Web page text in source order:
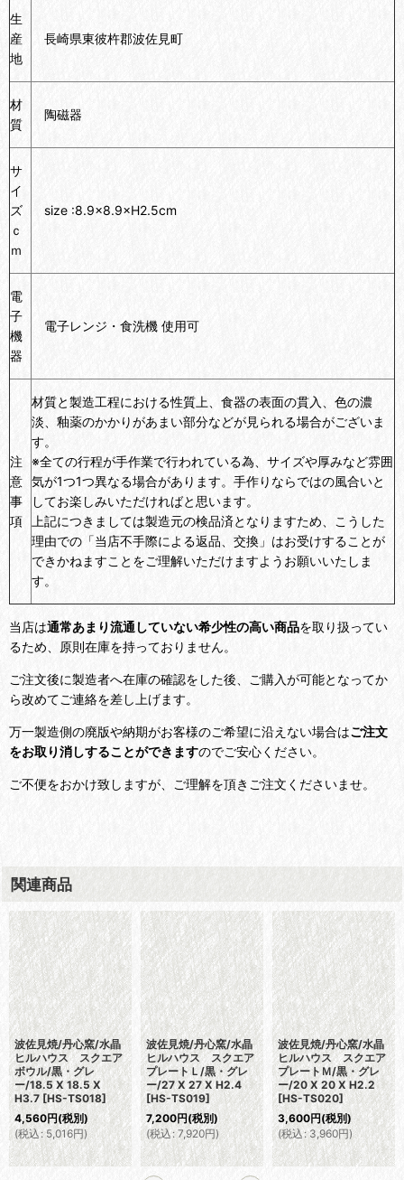
生
産
地
長崎県東彼杵郡波佐見町
材
質
陶磁器
サ
イ
ズ
ｃ
ｍ
size :8.9×8.9×H2.5cm
電
子
機
器
電子レンジ・食洗機 使用可
注
意
事
項
材質と製造工程における性質上、食器の表面の貫入、色の濃
淡、釉薬のかかりがあまい部分などが見られる場合がございま
す。
※全ての行程が手作業で行われている為、サイズや厚みなど雰囲
気が1つ1つ異なる場合があります。手作りならではの風合いと
してお楽しみいただければと思います。
上記につきましては製造元の検品済となりますため、こうした
理由での「当店不手際による返品、交換」はお受けすることが
できかねますことをご理解いただけますようお願いいたしま
す。
当店は通常あまり流通していない希少性の高い商品を取り扱ってい
るため、原則在庫を持っておりません。
ご注文後に製造者へ在庫の確認をした後、ご購入が可能となってか
ら改めてご連絡を差し上げます。
万一製造側の廃版や納期がお客様のご希望に沿えない場合はご注文
をお取り消しすることができますのでご安心ください。
ご不便をおかけ致しますが、ご理解を頂きご注文くださいませ。
関連商品
波佐見焼/丹心窯/水晶
ヒルハウス スクエア
ボウル/黒・グレ
ー/18.5 X 18.5 X
H3.7 [HS-TS018]
4,560円(税別)
(税込: 5,016円)
波佐見焼/丹心窯/水晶
ヒルハウス スクエア
プレートＬ/黒・グレ
ー/27 X 27 X H2.4
[HS-TS019]
7,200円(税別)
(税込: 7,920円)
波佐見焼/丹心窯/水晶
ヒルハウス スクエア
プレートＭ/黒・グレ
ー/20 X 20 X H2.2
[HS-TS020]
3,600円(税別)
(税込: 3,960円)